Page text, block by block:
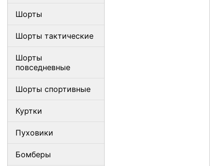
Шорты
Шорты тактические
Шорты
повседневные
Шорты спортивные
Куртки
Пуховики
Бомберы